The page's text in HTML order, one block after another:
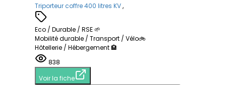
Triporteur coffre 400 litres KV,
Eco / Durable / RSE 🌱
Mobilité durable / Transport / Vélo🚲
Hôtellerie / Hébergement 🏨
838
Voir la fiche